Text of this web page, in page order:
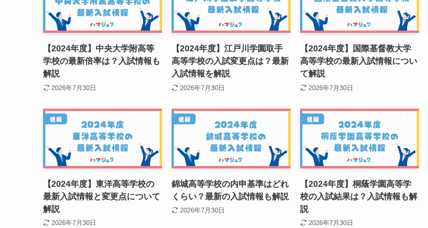
【2024年度】中央大学附高等
学校の最新倍率は？入試情報も
解説
2026年7月30日
【2024年度】江戸川学園取手
高等学校の入試変更点は？最新
入試情報を解説
2026年7月30日
【2024年度】国際基督教大学
高等学校の最新入試情報につい
て解説
2026年7月30日
【2024年度】東洋高等学校の
最新入試情報と変更点について
解説
2026年7月30日
錦城高等学校の内申基準はどれ
くらい？最新の入試情報も解説
2026年7月30日
【2024年度】桐蔭学園高等学
校の入試結果は？入試情報も解
説
2026年7月30日